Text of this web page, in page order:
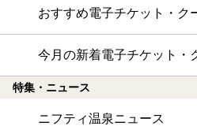
おすすめ電子チケット・ク
今月の新着電子チケット・
特集・ニュース
ニフティ温泉ニュース